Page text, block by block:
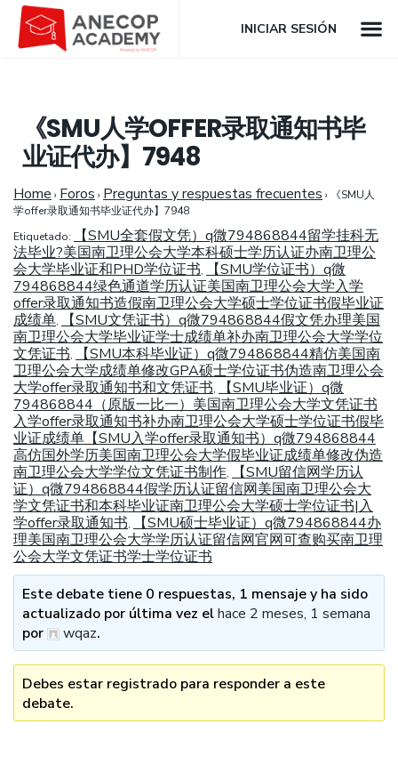
INICIAR SESIÓN
《SMU人学OFFER录取通知书毕
业证代办】7948
Home › Foros › Preguntas y respuestas frecuentes ›
《SMU人
学offer录取通知书毕业证代办】7948
Etiquetado:
【SMU全套假文凭）q微794868844留学挂科无
法毕业?美国南卫理公会大学本科硕士学历认证办南卫理公
会大学毕业证和PHD学位证书,
【SMU学位证书）q微
794868844绿色通道学历认证美国南卫理公会大学入学
offer录取通知书造假南卫理公会大学硕士学位证书假毕业证
成绩单,
【SMU文凭证书）q微794868844假文凭办理美国
南卫理公会大学毕业证学士成绩单补办南卫理公会大学学位
文凭证书,
【SMU本科毕业证）q微794868844精仿美国南
卫理公会大学成绩单修改GPA硕士学位证书伪造南卫理公会
大学offer录取通知书和文凭证书,
【SMU毕业证）q微
794868844（原版一比一）美国南卫理公会大学文凭证书
入学offer录取通知书补办南卫理公会大学硕士学位证书假毕
业证成绩单【SMU入学offer录取通知书）q微794868844
高仿国外学历美国南卫理公会大学假毕业证成绩单修改伪造
南卫理公会大学学位文凭证书制作,
【SMU留信网学历认
证）q微794868844假学历认证留信网美国南卫理公会大
学文凭证书和本科毕业证南卫理公会大学硕士学位证书|入
学offer录取通知书,
【SMU硕士毕业证）q微794868844办
理美国南卫理公会大学学历认证留信网官网可查购买南卫理
公会大学文凭证书学士学位证书
Este debate tiene 0 respuestas, 1 mensaje y ha sido
actualizado por última vez elhace 2 meses, 1 semana
por
wqaz.
Debes estar registrado para responder a este
debate.